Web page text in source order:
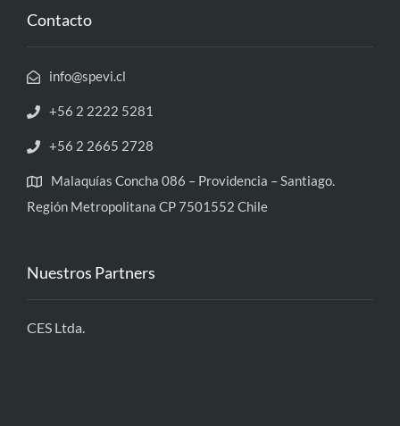
Contacto
info@spevi.cl
+56 2 2222 5281
+56 2 2665 2728
Malaquías Concha 086 – Providencia – Santiago.
Región Metropolitana CP 7501552 Chile
Nuestros Partners
CES Ltda.